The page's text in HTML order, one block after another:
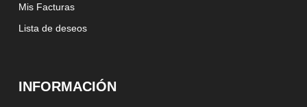
Mis Facturas
Lista de deseos
INFORMACIÓN